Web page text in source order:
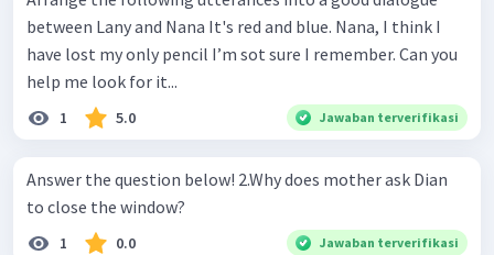
between Lany and Nana It's red and blue. Nana, I think I
have lost my only pencil I’m sot sure I remember. Can you
help me look for it...
1 5.0 Jawaban terverifikasi
Answer the question below! 2.Why does mother ask Dian
to close the window?
1 0.0 Jawaban terverifikasi